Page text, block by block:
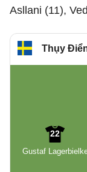
Asllani (11),
Thụy
22
Gustaf